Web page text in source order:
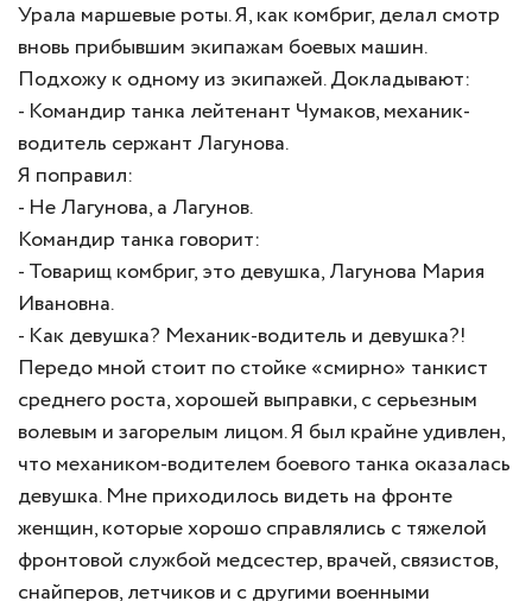
Урала маршевые роты. Я, как комбриг, делал смотр
вновь прибывшим экипажам боевых машин.
Подхожу к одному из экипажей. Докладывают:
- Командир танка лейтенант Чумаков, механик-
водитель сержант Лагунова.
Я поправил:
- Не Лагунова, а Лагунов.
Командир танка говорит:
- Товарищ комбриг, это девушка, Лагунова Мария
Ивановна.
- Как девушка? Механик-водитель и девушка?!
Передо мной стоит по стойке «смирно» танкист
среднего роста, хорошей выправки, с серьезным
волевым и загорелым лицом. Я был крайне удивлен,
что механиком-водителем боевого танка оказалась
девушка. Мне приходилось видеть на фронте
женщин, которые хорошо справлялись с тяжелой
фронтовой службой медсестер, врачей, связистов,
снайперов, летчиков и с другими военными